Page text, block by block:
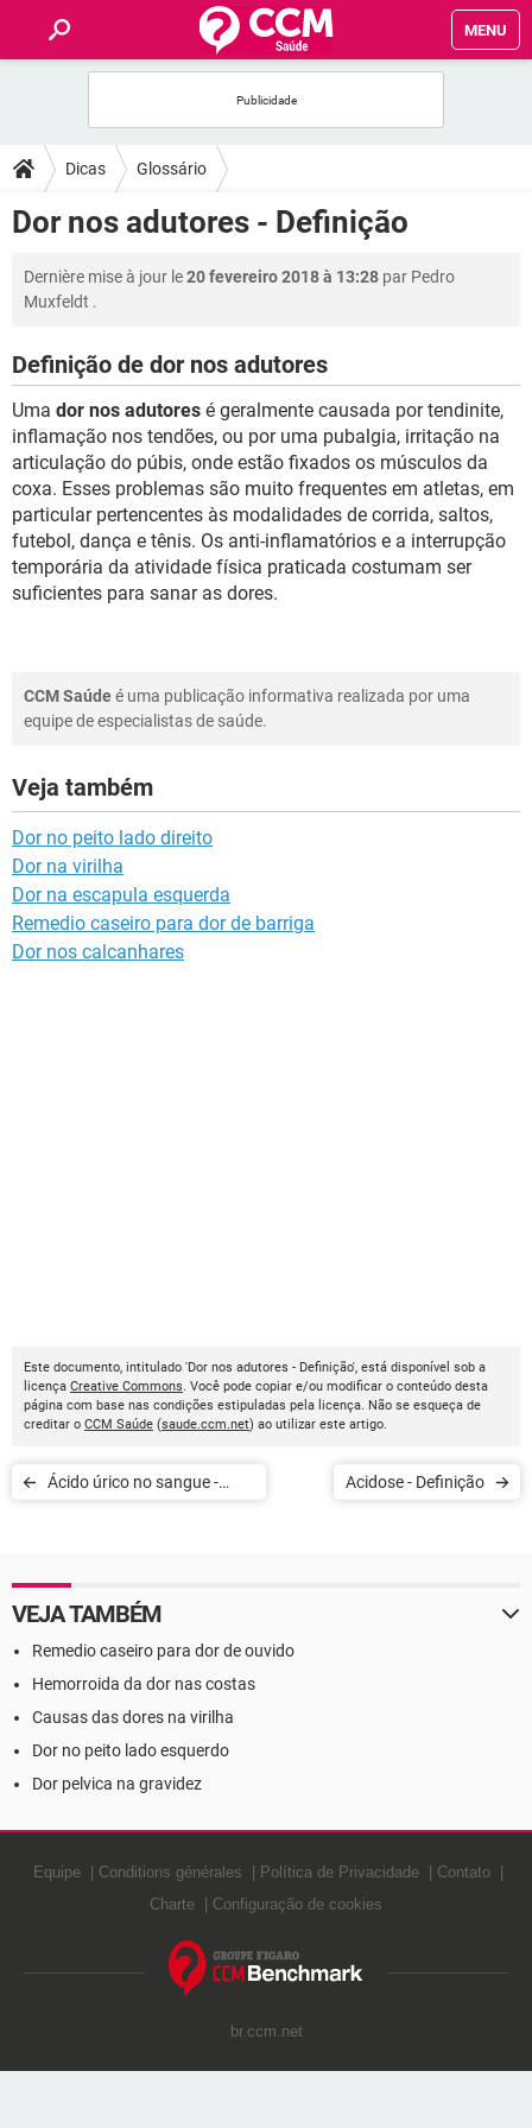
MENU
FORUMS
SAÚDE
FAMÍLIA
SEXUALIDADE
GLOSSÁRIO
Dicas Glossário
Dor nos adutores - Definição
Dernière mise à jour le20 fevereiro 2018 à 13:28 par Pedro
Muxfeldt .
Definição de dor nos adutores
Uma dor nos adutores é geralmente causada por tendinite,
inflamação nos tendões, ou por uma pubalgia, irritação na
articulação do púbis, onde estão fixados os músculos da
coxa. Esses problemas são muito frequentes em atletas, em
particular pertencentes às modalidades de corrida, saltos,
futebol, dança e tênis. Os anti-inflamatórios e a interrupção
temporária da atividade física praticada costumam ser
suficientes para sanar as dores.
CCM Saúdeé uma publicação informativa realizada por uma
equipe de especialistas de saúde.
Veja também
Dor no peito lado direito
Dor na virilha
Dor na escapula esquerda
Remedio caseiro para dor de barriga
Dor nos calcanhares
Este documento, intitulado 'Dor nos adutores - Definição', está disponível sob a
licença Creative Commons. Você pode copiar e/ou modificar o conteúdo desta
página com base nas condições estipuladas pela licença. Não se esqueça de
creditar o CCM Saúde (saude.ccm.net) ao utilizar este artigo.
Ácido úrico no sangue -
Acidose - Definição
VEJA TAMBÉM
Remedio caseiro para dor de ouvido
Hemorroida da dor nas costas
Causas das dores na virilha
Dor no peito lado esquerdo
Dor pelvica na gravidez
Equipe Conditions générales Política de Privacidade
Contato
Charte
Configuração de cookies
br.ccm.net